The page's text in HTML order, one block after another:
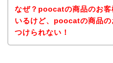
なぜ？poocatの商品のお客
いるけど、poocatの商品の
つけられない！